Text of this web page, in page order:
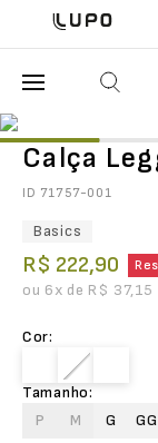
Calça
ID 71757-001
Basics
R$ 222,90
ou 6x de R$ 37,15
Cor:
Tamanho:
P
M G GG